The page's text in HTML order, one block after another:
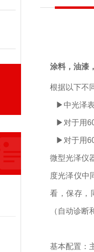
涂料，油漆
根据以下不
▶中光泽表
▶对于用
▶对于用
微型光泽仪
度光泽仪中
看，保存，
（自动诊
基本配置：